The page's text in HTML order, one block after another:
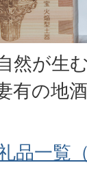
然が生
有の地
品一覧